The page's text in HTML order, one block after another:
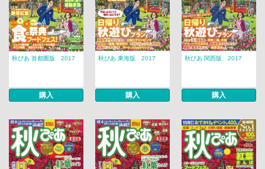
秋ぴあ 首都圏版 2017
購入
秋ぴあ 東海版 2017
購入
秋ぴあ 関西版 2017
購入